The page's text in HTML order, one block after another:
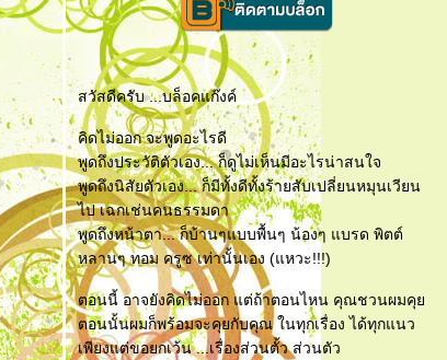
สวัสดีครับ ...บล็อคแก๊งค์
คิดไม่ออก จะพูดอะไรดี
พูดถึงประวัติตัวเอง... ก็ดูไม่เห็นมีอะไรน่าสนใจ
พูดถึงนิสัยตัวเอง... ก็มีทั้งดีทั้งร้ายสับเปลี่ยนหมุนเวียน
ไป เฉกเช่นคนธรรมดา
พูดถึงหน้าตา... ก็บ้านๆแบบพื้นๆ น้องๆ แบรด พิตต์
หลานๆ ทอม ครูซ เท่านั้นเอง (แหวะ!!!)
ตอนนี้ อาจยังคิดไม่ออก แต่ถ้าตอนไหน คุณชวนผมคุ
ตอนนั้นผมก็พร้อมจะคุยกับคุณ ในทุกเรื่อง ได้ทุกแนว
เพียงแต่ขอยกเว้น ...เรื่องส่วนตั้ว ส่วนตัว